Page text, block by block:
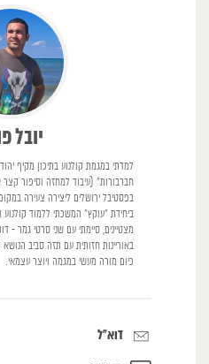
יובל
למדתי במגמת קולנוע בתיכון מקיף
חברבורות״ (עיבוד למחזה וסיפור
בפסטיבל ירושלים ליצירה צעירה
ביחידת ״עוקץ״ המשכתי ללמוד קולנוע
מצטיינים, סיימתי עם שני סרטי גמר -
באוריינות חזותית עם תזה סביב הנושא
כיום מורה מעשי במגמה ויוצר עצמאי.
דוא"ל